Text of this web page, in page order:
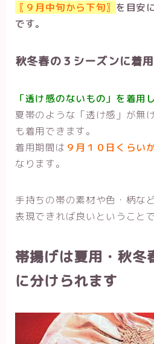
〖９月中旬から下旬〗 を目安
です。
秋冬春の３シーズンに着
「透け感のないもの」を着用
夏帯のような「透け感」が無
も着用できます。
着用期間は ９月１０日くらい
なります。
手持ちの帯の素材や色・柄な
表現できれば良いということで
帯揚げは夏用・秋冬
に分けられます